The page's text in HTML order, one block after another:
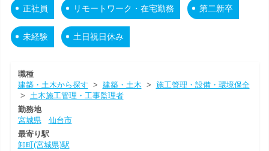
正社員 リモートワーク・在宅勤務 第二新卒
未経験 土日祝日休み
職種
建築・土木から探す > 建築・土木 > 施工管理・設備・環境保全
> 土木施工管理・工事監理者
勤務地
宮城県
仙台市
最寄り駅
卸町(宮城県)駅